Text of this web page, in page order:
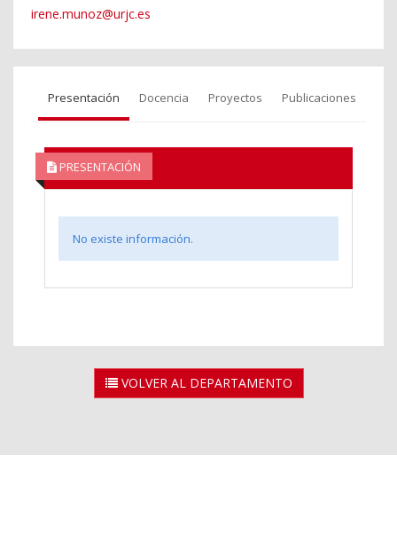
irene.munoz@urjc.es
Presentación Docencia Proyectos Publicaciones
PRESENTACIÓN
No existe información.
VOLVER AL DEPARTAMENTO